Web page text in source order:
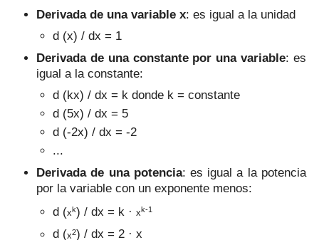
Derivada de una variable x: es igual a la unidad
d (x) / dx = 1
Derivada de una constante por una variable: es
igual a la constante:
d (kx) / dx = k donde k = constante
d (5x) / dx = 5
d (-2x) / dx = -2
...
Derivada de una potencia: es igual a la potencia
por la variable con un exponente menos:
d (xk) / dx = k · xk-1
d (x2) / dx = 2 · x